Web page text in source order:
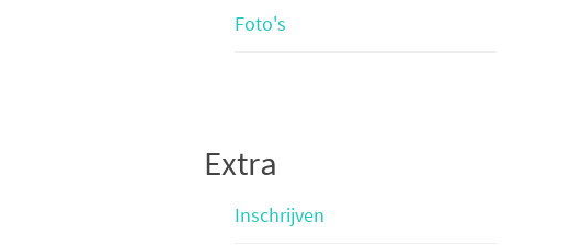
Foto's
Extra
Inschrijven